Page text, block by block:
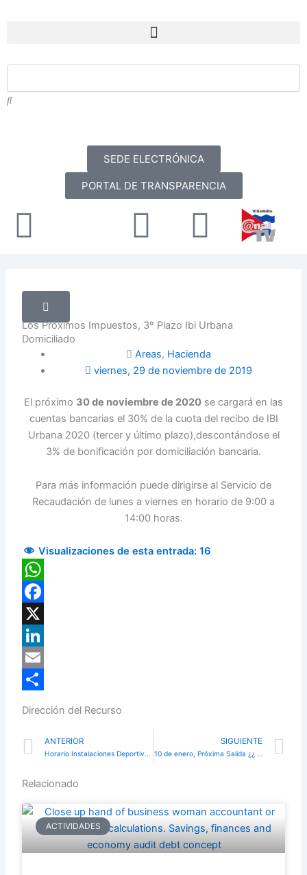
Menu
SEDE ELECTRÓNICA
PORTAL DE TRANSPARENCIA
FacebookYoutube
Los Próximos Impuestos, 3º Plazo Ibi Urbana
Domiciliado
Areas, Hacienda
viernes, 29 de noviembre de 2019
El próximo 30 de noviembre de 2020 se cargará en las
cuentas bancarias el 30% de la cuota del recibo de IBI
Urbana 2020 (tercer y último plazo),descontándose el
3% de bonificación por domiciliación bancaria.
Para más información puede dirigirse al Servicio de
Recaudación de lunes a viernes en horario de 9:00 a
14:00 horas.
Visualizaciones de esta entrada: 16
WhatsApp
Facebook
X
LinkedIn
Email
Dirección del Recurso
Prev
ANTERIOR
Horario Instalaciones Deportivas Puente de Diciembre 2019
SIGUIENTE
10 de enero, Próxima Salida ¿¿ Te apuntas ??
Relacionado
ACTIVIDADES